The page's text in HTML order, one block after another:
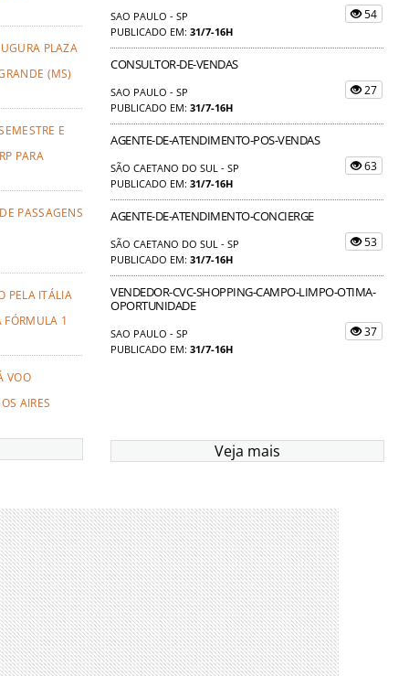
PLAZA
(MS)
E
PARA
PASSAGENS
PELA ITÁLIA
FÓRMULA 1
VOO
AIRES
SAO PAULO - SP
PUBLICADO EM: 31/7-16H
54
CONSULTOR-DE-VENDAS
SAO PAULO - SP
PUBLICADO EM: 31/7-16H
27
AGENTE-DE-ATENDIMENTO-POS-VENDAS
SÃO CAETANO DO SUL - SP
PUBLICADO EM: 31/7-16H
63
AGENTE-DE-ATENDIMENTO-CONCIERGE
SÃO CAETANO DO SUL - SP
PUBLICADO EM: 31/7-16H
53
VENDEDOR-CVC-SHOPPING-CAMPO-LIMPO-OTIMA-
OPORTUNIDADE
SAO PAULO - SP
PUBLICADO EM: 31/7-16H
37
Veja mais